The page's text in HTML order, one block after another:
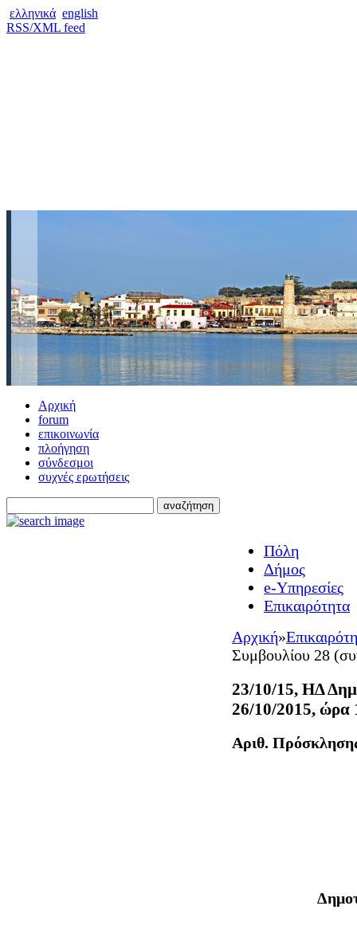
ελληνικά english
RSS/XML feed
Αρχική
forum
επικοινωνία
πλοήγηση
σύνδεσμοι
συχνές ερωτήσεις
Πόλη
Δήμος
e-Υπηρεσίες
Επικαιρότητα
Αρχική»
Συμβουλίου 28
23/10/15, ΗΔ
26/10/2015, ώρα
Αριθ.